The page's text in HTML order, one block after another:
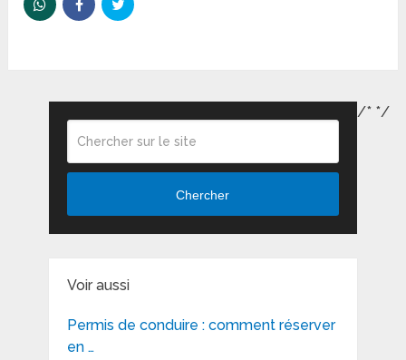
Chercher
Voir aussi
Permis de conduire : comment réserver
en …
/* */